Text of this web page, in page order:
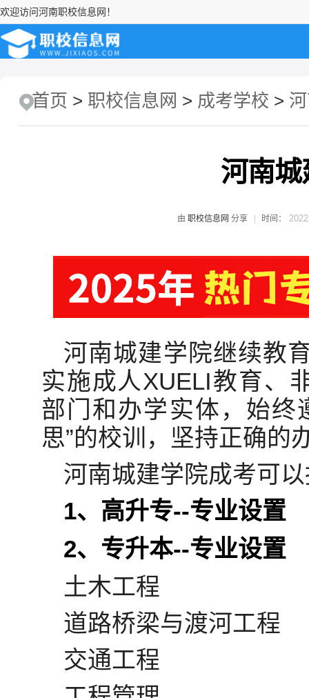
欢迎访问河南职校信息网！
首页 > 职校信息网 > 成考学校 >
河南
由 职校信息网 分享 时间：
河南城建学院继续教
实施成人XUELI教育、
部门和办学实体，始终
思”的校训，坚持正确的
河南城建学院成考可
1、高升专--专业设置
2、专升本--专业设置
土木工程
道路桥梁与渡河工程
交通工程